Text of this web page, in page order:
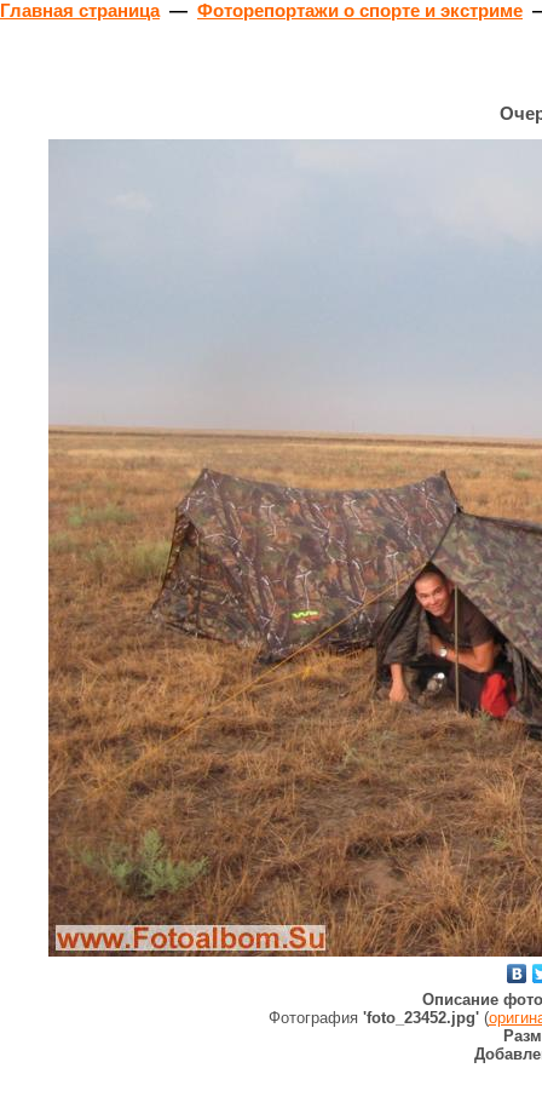
Главная страница— Фоторепортажи о спорте и экстриме
Описание
Фотография 'foto_23452.jpg'(